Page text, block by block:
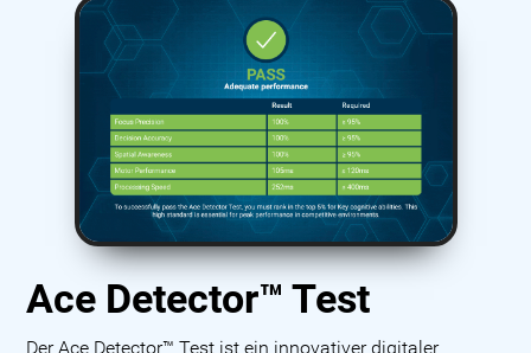
Ace Detector™ Test
Der Ace Detector™ Test ist ein innovativer digitaler